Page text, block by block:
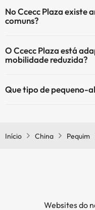
No Ccecc Plaza existe
comuns?
O Ccecc Plaza está
mobilidade reduzida?
reduzida.
Que tipo de pequeno-
Início
China Pequim
Websites do